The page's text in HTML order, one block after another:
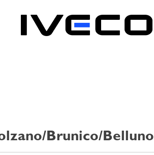
Brunico/Belluno